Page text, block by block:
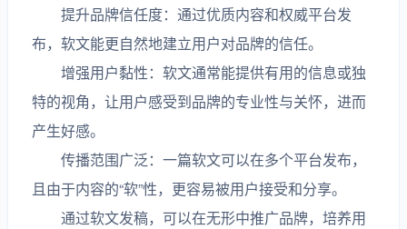
提升品牌信任度：通过优质内容和权威平台发
布，软文能更自然地建立用户对品牌的信任。
增强用户黏性：软文通常能提供有用的信息或独
特的视角，让用户感受到品牌的专业性与关怀，进而
产生好感。
传播范围广泛：一篇软文可以在多个平台发布，
且由于内容的“软”性，更容易被用户接受和分享。
通过软文发稿，可以在无形中推广品牌，培养用